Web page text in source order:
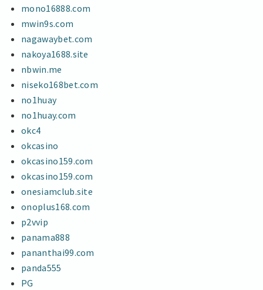
mono16888.com
mwin9s.com
nagawaybet.com
nakoya1688.site
nbwin.me
niseko168bet.com
no1huay
no1huay.com
okc4
okcasino
okcasino159.com
okcasino159.com
onesiamclub.site
onoplus168.com
p2vvip
panama888
pananthai99.com
panda555
PG